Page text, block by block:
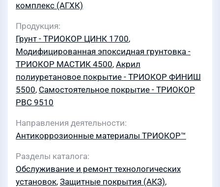
комплекс (АГХК)
Продукция
Грунт - ТРИОКОР ЦИНК 1700,
Модифицированная эпоксидная грунтовка -
ТРИОКОР МАСТИК 4500, Акрил
полиуретановое покрытие - ТРИОКОР ФИНИШ
5500, Самостоятельное покрытие - ТРИОКОР
PBC 9510
Направления деятельности
Антикоррозионные материалы ТРИОКОР™
Разделы каталога
Обслуживание и ремонт технологических
установок, Защитные покрытия (АКЗ),